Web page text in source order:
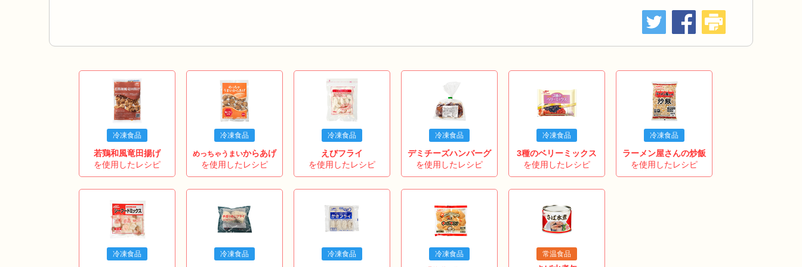
冷凍食品
若鶏和風竜田揚げ
を使用したレシピ
冷凍食品
めっちゃうまいからあげ
を使用したレシピ
冷凍食品
えびフライ
を使用したレシピ
冷凍食品
デミチーズハンバーグ
を使用したレシピ
冷凍食品
3種のベリーミックス
を使用したレシピ
冷凍食品
ラーメン屋さんの炒飯
を使用したレシピ
冷凍食品 冷凍食品 冷凍食品 冷凍食品 常温食品